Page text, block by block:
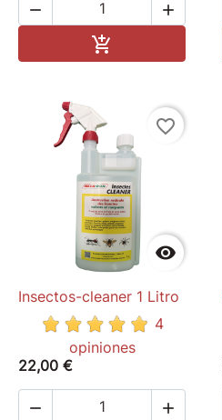
 


favorite_border
Insectos-cleaner 1 Litro
4
opiniones
22,00 €
 